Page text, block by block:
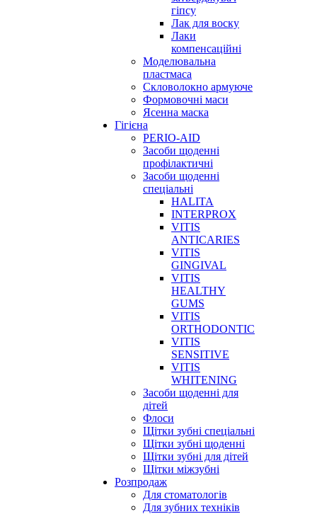
гіпсу
Лак для воску
Лаки
компенсаційні
Моделювальна
пластмаса
Скловолокно армуюче
Формовочні маси
Ясенна маска
Гігієна
PERIO-AID
Засоби щоденні
профілактичні
Засоби щоденні
спеціальні
HALITA
INTERPROX
VITIS
ANTICARIES
VITIS
GINGIVAL
VITIS
HEALTHY
GUMS
VITIS
ORTHODONTIC
VITIS
SENSITIVE
VITIS
WHITENING
Засоби щоденні для
дітей
Флоси
Щітки зубні спеціальні
Щітки зубні щоденні
Щітки зубні для дітей
Щітки міжзубні
Розпродаж
Для стоматологів
Для зубних техніків